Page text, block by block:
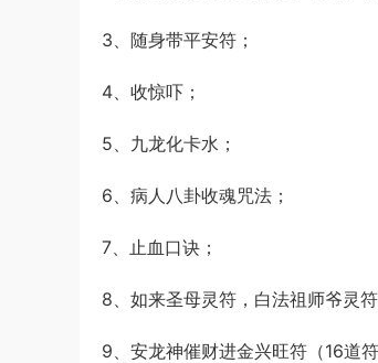
3、随身带平安符；
4、收惊吓；
5、九龙化卡水；
6、病人八卦收魂咒法；
7、止血口诀；
8、如来圣母灵符，白法祖师爷灵
9、安龙神催财进金兴旺符（16道